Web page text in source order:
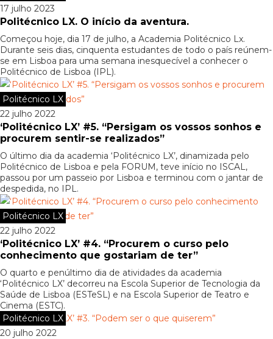
17 julho 2023
Politécnico LX. O início da aventura.
Começou hoje, dia 17 de julho, a Academia Politécnico Lx.
Durante seis dias, cinquenta estudantes de todo o país reúnem-
se em Lisboa para uma semana inesquecível a conhecer o
Politécnico de Lisboa (IPL).
Politécnico LX
22 julho 2022
‘Politécnico LX’ #5. “Persigam os vossos sonhos e
procurem sentir-se realizados”
O último dia da academia ‘Politécnico LX’, dinamizada pelo
Politécnico de Lisboa e pela FORUM, teve início no ISCAL,
passou por um passeio por Lisboa e terminou com o jantar de
despedida, no IPL.
Politécnico LX
22 julho 2022
‘Politécnico LX’ #4. “Procurem o curso pelo
conhecimento que gostariam de ter”
O quarto e penúltimo dia de atividades da academia
‘Politécnico LX’ decorreu na Escola Superior de Tecnologia da
Saúde de Lisboa (ESTeSL) e na Escola Superior de Teatro e
Cinema (ESTC).
Politécnico LX
20 julho 2022